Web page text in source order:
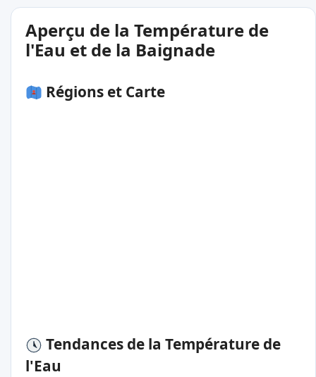
Aperçu de la Température de
l'Eau et de la Baignade
Régions et Carte
Tendances de la Température de
l'Eau